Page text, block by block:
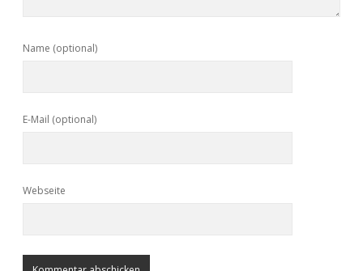
Name (optional)
E-Mail (optional)
Webseite